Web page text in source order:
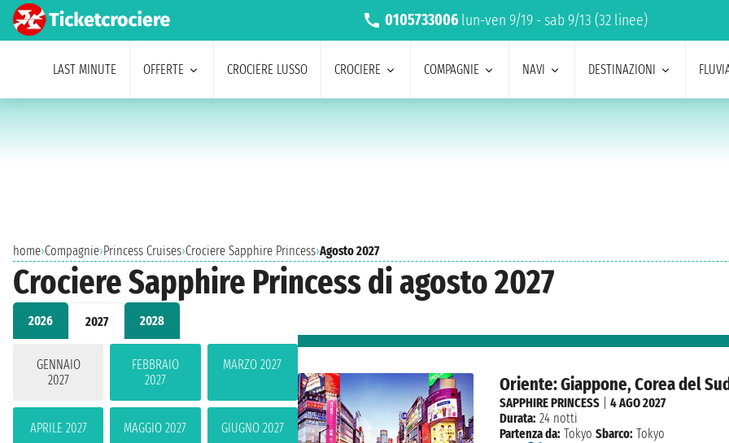
0105733006 lun-ven 9/19 - sab 9/13 (32 linee)
LAST MINUTE OFFERTE CROCIERE LUSSO CROCIERE COMPAGNIE NAVI DESTINAZIONI
home›Compagnie›Princess Cruises›Crociere Sapphire Princess›Agosto 2027
Crociere Sapphire Princess di agosto 2027
2026 2027 2028
GENNAIO
2027
FEBBRAIO
2027
MARZO 2027
APRILE 2027 MAGGIO 2027 GIUGNO 2027
Oriente: Giappone, Corea del
SAPPHIRE PRINCESS |4 AGO 2027
Durata: 24 notti
Partenza da: Tokyo Sbarco: Tokyo